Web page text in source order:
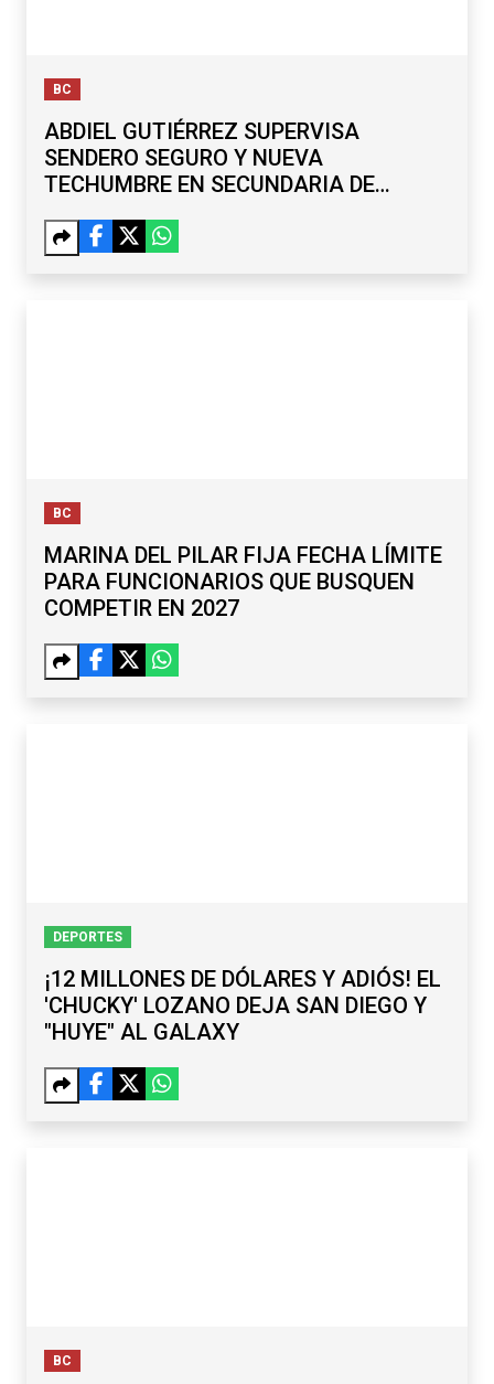
BC
ABDIEL GUTIÉRREZ SUPERVISA
SENDERO SEGURO Y NUEVA
TECHUMBRE EN SECUNDARIA DE
BC
MARINA DEL PILAR FIJA FECHA LÍMITE
PARA FUNCIONARIOS QUE BUSQUEN
COMPETIR EN 2027
DEPORTES
¡12 MILLONES DE DÓLARES Y ADIÓS! EL
'CHUCKY' LOZANO DEJA SAN DIEGO Y
"HUYE" AL GALAXY
BC